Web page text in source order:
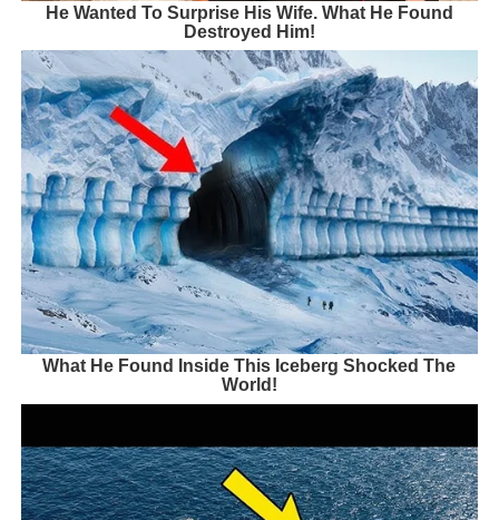
He Wanted To Surprise His Wife. What He Found
Destroyed Him!
What He Found Inside This Iceberg Shocked The
World!